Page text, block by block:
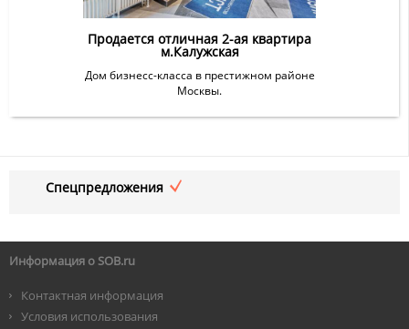
Продается отличная 2-ая квартира
м.Калужская
Дом бизнесс-класса в престижном районе
Москвы.
Спецпредложения
Информация о SOB.ru
Контактная информация
Условия использования